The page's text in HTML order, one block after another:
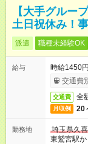
【大手グルー
土日祝休み！
派遣 職種未経験OK
給与
時給1450
交通費
交通費 全
月収例 20
勤務地
埼玉県久
東鷲宮駅